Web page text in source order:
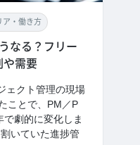
ア・働き方
なる？フリー
や需要
ェクト管理の現場
ことで、PM／P
劇的に変化しま
いていた進捗管